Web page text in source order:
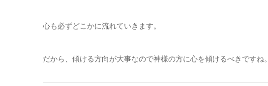
心も必ずどこかに流れていきます。
だから、傾ける方向が大事なので神様の方に心を傾けるべきですね。